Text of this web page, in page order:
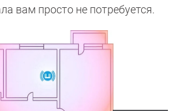
вам просто не потребуется.